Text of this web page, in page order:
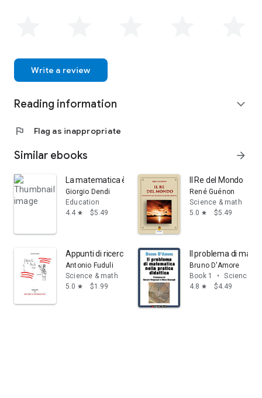
Write a review
Reading information expand_more
flag Flag as inappropriate
Similar ebooks arrow_forward
La matematica è divertente. Voglio vincere i mondiali
Giorgio Dendi
Education
4.4 star $5.49
Il Re del Mondo
René Guénon
Science & math
5.0 star $5.49
Appunti di ricerca operativa
Antonio Fuduli
Science & math
5.0 star $1.99
Il problema di
Bruno D'Amore
Book 1
•
Science &
4.8 star $4.49